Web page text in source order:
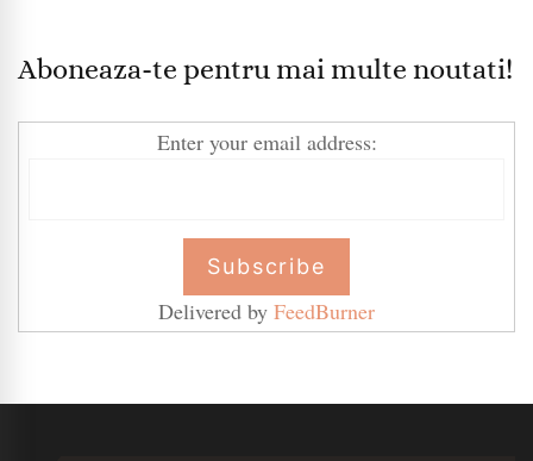
Aboneaza-te pentru mai multe noutati!
Enter your email address:
Delivered by FeedBurner